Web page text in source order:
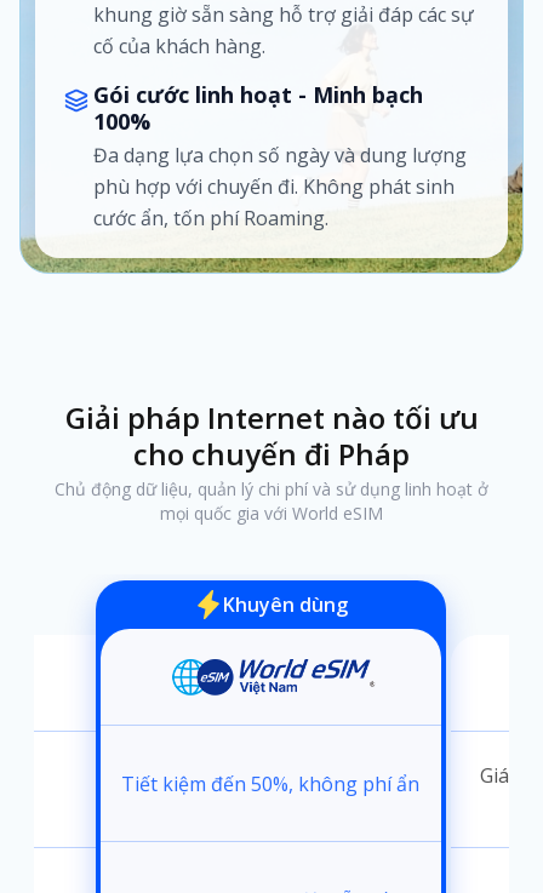
khung giờ sẵn sàng hỗ trợ giải đáp các sự
cố của khách hàng.
Gói cước linh hoạt - Minh bạch
100%
Đa dạng lựa chọn số ngày và dung lượng
phù hợp với chuyến đi. Không phát sinh
cước ẩn, tốn phí Roaming.
Giải pháp Internet nào tối ưu
cho chuyến đi Pháp
Chủ động dữ liệu, quản lý chi phí và sử dụng linh hoạt ở
mọi quốc gia với World eSIM
Giá
Khuyên dùng
Tiết kiệm đến 50%, không phí ẩn